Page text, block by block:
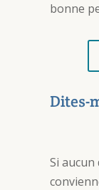
bonne
Dites-
Si